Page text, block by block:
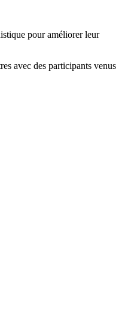
pour améliorer leur
avec des participants venus